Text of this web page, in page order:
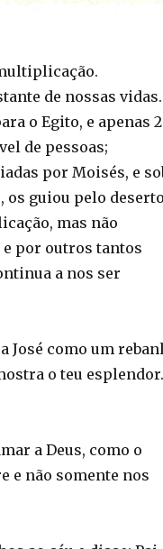
de nossas vidas.
o Egito, e apenas
de pessoas;
por Moisés, e
os guiou pelo
mas não
e por outros tantos
a nos ser
José como um
o teu
a Deus, como o
e não somente nos